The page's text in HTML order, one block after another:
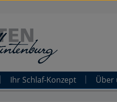
Ihr Schlaf-Konzept Über